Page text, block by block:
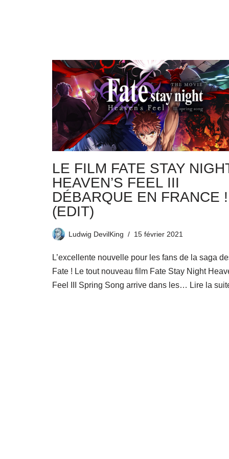
LE FILM FATE STAY
HEAVEN’S FEEL III
DÉBARQUE EN FRANCE !
(EDIT)
Ludwig DevilKing 15 février 2021
L’excellente nouvelle pour les fans de la saga
Fate ! Le tout nouveau film Fate Stay Night
Feel III Spring Song arrive dans les… Lire la